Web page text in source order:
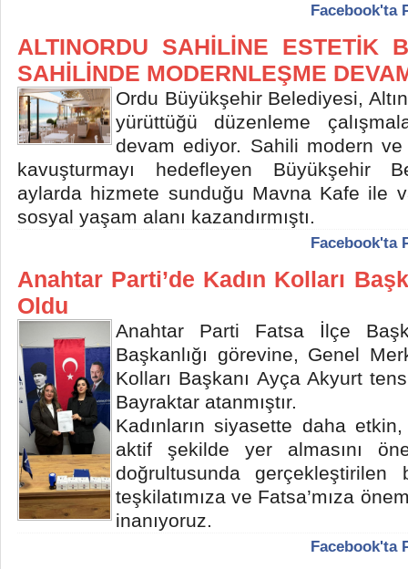
Facebook'ta
ALTINORDU SAHİLİNE ESTETİK
SAHİLİNDE MODERNLEŞME
Ordu Büyükşehir Belediyesi,
yürüttüğü düzenleme
devam ediyor. Sahili modern
kavuşturmayı hedefleyen Büyükşehir
aylarda hizmete sunduğu Mavna Kafe ile
sosyal yaşam alanı kazandırmıştı.
Facebook'ta
Anahtar Parti’de Kadın Kolları
Oldu
Anahtar Parti Fatsa İlçe
Başkanlığı görevine, Genel
Kolları Başkanı Ayça Akyurt
Bayraktar atanmıştır.
Kadınların siyasette daha
aktif şekilde yer almasını
doğrultusunda gerçekleştirilen
teşkilatımıza ve Fatsa’mıza
inanıyoruz.
Facebook'ta